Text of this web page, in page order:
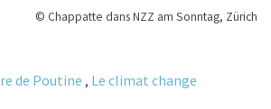
© Chappatte dans NZZ am Sonntag, Zürich
de Poutine , Le climat change